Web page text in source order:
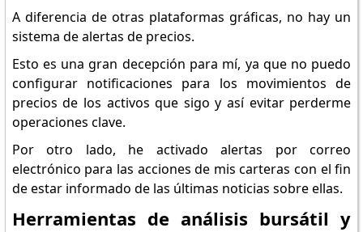
A diferencia de otras plataformas gráficas, no hay un
sistema de alertas de precios.
Esto es una gran decepción para mí, ya que no puedo
configurar notificaciones para los movimientos de
precios de los activos que sigo y así evitar perderme
operaciones clave.
Por otro lado, he activado alertas por correo
electrónico para las acciones de mis carteras con el fin
de estar informado de las últimas noticias sobre ellas.
Herramientas de análisis bursátil y